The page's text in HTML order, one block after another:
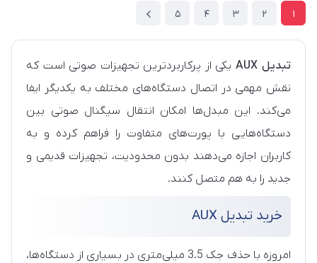
1
2
3
4
5
تبدیل AUX
یکی از پرکاربردترین تجهیزات صوتی است که
نقش مهمی در اتصال دستگاه‌های مختلف به یکدیگر ایفا
می‌کند. این مبدل‌ها امکان انتقال سیگنال صوتی بین
دستگاه‌هایی با پورت‌های متفاوت را فراهم کرده و به
کاربران اجازه می‌دهند بدون محدودیت، تجهیزات قدیمی و
جدید را به هم متصل کنند.
خرید تبدیل AUX
امروزه با حذف جک 3.5 میلی‌متری در بسیاری از دستگاه‌ها،